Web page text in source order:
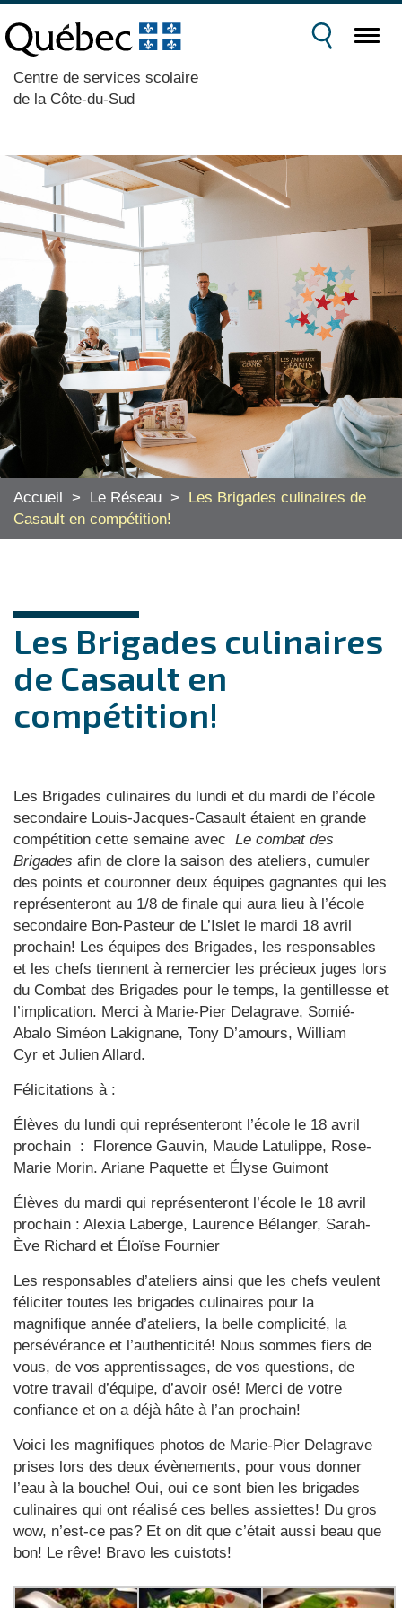
Centre de services scolaire
de la Côte-du-Sud
Accueil > Le Réseau >
Les Brigades culinaires de
Casault en compétition!
Les Brigades culinaires
de Casault en
compétition!
Les Brigades culinaires du lundi et du mardi de l’école
secondaire Louis-Jacques-Casault étaient en grande
compétition cette semaine avec Le combat des
Brigades afin de clore la saison des ateliers, cumuler
des points et couronner deux équipes gagnantes qui les
représenteront au 1/8 de finale qui aura lieu à l’école
secondaire Bon-Pasteur de L’Islet le mardi 18 avril
prochain! Les équipes des Brigades, les responsables
et les chefs tiennent à remercier les précieux juges lors
du Combat des Brigades pour le temps, la gentillesse et
l’implication. Merci à Marie-Pier Delagrave, Somié-
Abalo Siméon Lakignane, Tony D’amours, William
Cyr et Julien Allard.
Félicitations à :
Élèves du lundi qui représenteront l’école le 18 avril
prochain : Florence Gauvin, Maude Latulippe, Rose-
Marie Morin. Ariane Paquette et Élyse Guimont
Élèves du mardi qui représenteront l’école le 18 avril
prochain : Alexia Laberge, Laurence Bélanger, Sarah-
Ève Richard et Éloïse Fournier
Les responsables d’ateliers ainsi que les chefs veulent
féliciter toutes les brigades culinaires pour la
magnifique année d’ateliers, la belle complicité, la
persévérance et l’authenticité! Nous sommes fiers de
vous, de vos apprentissages, de vos questions, de
votre travail d’équipe, d’avoir osé! Merci de votre
confiance et on a déjà hâte à l’an prochain!
Voici les magnifiques photos de Marie-Pier Delagrave
prises lors des deux évènements, pour vous donner
l’eau à la bouche! Oui, oui ce sont bien les brigades
culinaires qui ont réalisé ces belles assiettes! Du gros
wow, n’est-ce pas? Et on dit que c’était aussi beau que
bon! Le rêve! Bravo les cuistots!